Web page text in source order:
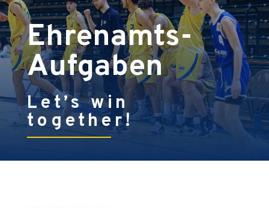
Ehrenamts-
Aufgaben
Let’s win
together!